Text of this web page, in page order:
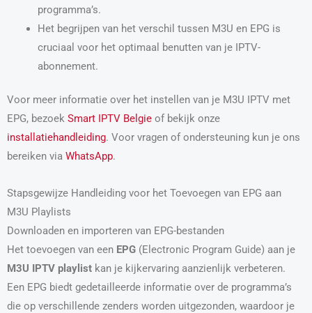
programma’s.
Het begrijpen van het verschil tussen M3U en EPG is
cruciaal voor het optimaal benutten van je IPTV-
abonnement.
Voor meer informatie over het instellen van je M3U IPTV met
EPG, bezoek Smart IPTV Belgie of bekijk onze
installatiehandleiding. Voor vragen of ondersteuning kun je ons
bereiken via WhatsApp.
Stapsgewijze Handleiding voor het Toevoegen van EPG aan
M3U Playlists
Downloaden en importeren van EPG-bestanden
Het toevoegen van een EPG (Electronic Program Guide) aan je
M3U IPTV playlist kan je kijkervaring aanzienlijk verbeteren.
Een EPG biedt gedetailleerde informatie over de programma’s
die op verschillende zenders worden uitgezonden, waardoor je